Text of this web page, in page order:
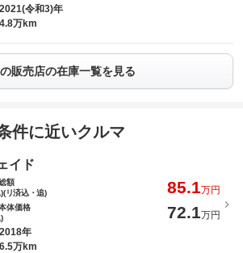
2021(令和3)年
4.8万km
販売店の在庫一覧を見る
件に近いクルマ
イド
額
リ済込・追)
85.1万円
体価格
72.1万円
2018年
6.5万km